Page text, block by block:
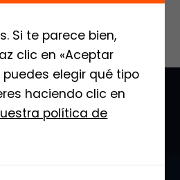
Si te parece bien,
clic en «Aceptar
puedes elegir qué tipo
haciendo clic en
política de